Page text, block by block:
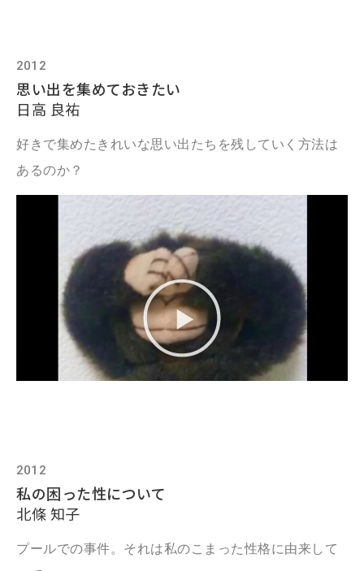
2012
思い出を集めておきたい
日高 良祐
好きで集めたきれいな思い出たちを残していく方法は
あるのか？
2012
私の困った性について
北條 知子
プールでの事件。それは私のこまった性格に由来して